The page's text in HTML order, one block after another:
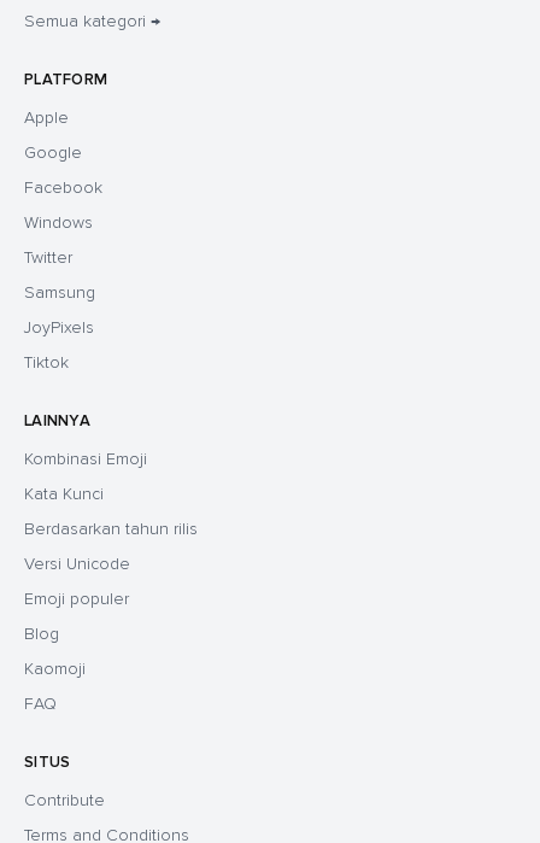
Semua kategori →
PLATFORM
Apple
Google
Facebook
Windows
Twitter
Samsung
JoyPixels
Tiktok
LAINNYA
Kombinasi Emoji
Kata Kunci
Berdasarkan tahun rilis
Versi Unicode
Emoji populer
Blog
Kaomoji
FAQ
SITUS
Contribute
Terms and Conditions